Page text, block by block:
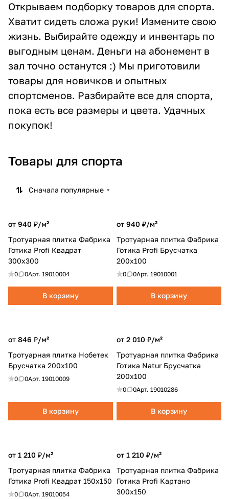
Открываем подборку товаров для спорта.
Хватит сидеть сложа руки! Измените свою
жизнь. Выбирайте одежду и инвентарь по
выгодным ценам. Деньги на абонемент в
зал точно останутся :) Мы приготовили
товары для новичков и опытных
спортсменов. Разбирайте все для спорта,
пока есть все размеры и цвета. Удачных
покупок!
Товары для спорта
Сначала популярные
от 940 ₽/м²
Тротуарная плитка Фабрика
Готика Profi Квадрат
300x300
0 0Арт. 19010004
В корзину
от 940 ₽/м²
Тротуарная плитка Фабрика
Готика Profi Брусчатка
200х100
0 0Арт. 19010001
В корзину
от 846 ₽/м²
Тротуарная плитка Нобетек
Брусчатка 200х100
0 0Арт. 19010009
В корзину
от 2 010 ₽/м²
Тротуарная плитка Фабрика
Готика Natur Брусчатка
200х100
0 0Арт. 19010286
В корзину
от 1 210 ₽/м²
Тротуарная плитка Фабрика
Готика Profi Квадрат 150x150
0 0Арт. 19010054
от 1 210 ₽/м²
Тротуарная плитка Фабрика
Готика Profi Картано
300x150